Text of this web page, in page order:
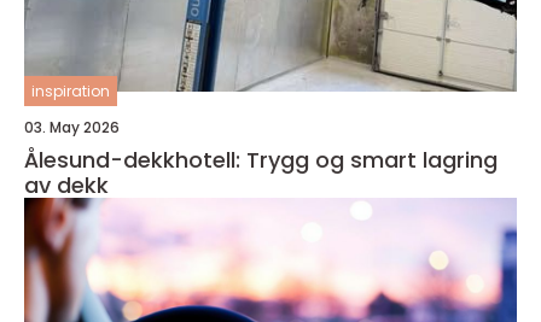
inspiration
03. May 2026
Ålesund-dekkhotell: Trygg og smart lagring
av dekk